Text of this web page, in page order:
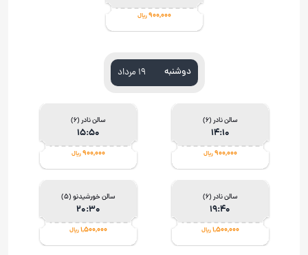
900,000ریال
دوشنبه ۱۹ مرداد
سالن نادر (6)
14:10
900,000ریال
سالن نادر (6)
15:50
900,000ریال
سالن نادر (6)
19:40
1,500,000ریال
سالن خورشيدنو (5)
20:30
1,500,000ریال